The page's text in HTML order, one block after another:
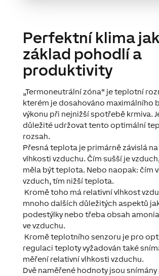
Perfektní klima
základ pohodlí a
produktivity
„Termoneutrální zóna“ je teplotní
kterém je dosahováno maximálního
výkonu při nejnižší spotřebě krmiva.
důležité udržovat tento optimální
rozsah.
Přesná teplota je primárně závislá
vlhkosti vzduchu. Čím sušší je
měla být teplota. Nebo naopak: čím
vzduch, tím nižší teplota.
Kromě toho má relativní vlhkost
mnoho dalších důležitých aspektů
podestýlky nebo třeba obsah
ve vzduchu.
Kromě teplotního senzoru je pro
regulaci teploty vyžadován také
měření relativní vlhkosti vzduchu.
Dvě naměřené hodnoty jsou